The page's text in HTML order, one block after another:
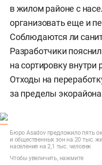
в жилом районе с
организовать еще и
Соблюдаются ли
Разработчики
на сортировку
Отходы на
за пределы
Бюро Asadov предложило пять
и общественных зон на 20 тыс.
населения на 2,1 тыс. человек
Чтобы увеличить, нажмите